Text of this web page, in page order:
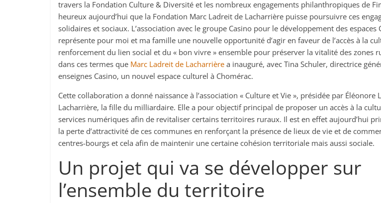
travers la Fondation Culture & Diversité et les nombreux engagements philanthropiques de
heureux aujourd’hui que la Fondation Marc Ladreit de Lacharrière puisse poursuivre ces
solidaires et sociaux. L’association avec le groupe Casino pour le développement des espaces
représente pour moi et ma famille une nouvelle opportunité d’agir en faveur de l’accès à la
renforcement du lien social et du « bon vivre » ensemble pour préserver la vitalité des zones
dans ces termes que Marc Ladreit de Lacharrière a inauguré, avec Tina Schuler, directrice
enseignes Casino, un nouvel espace culturel à Chomérac.
Cette collaboration a donné naissance à l’association « Culture et Vie », présidée par Éléonore
Lacharrière, la fille du milliardaire. Elle a pour objectif principal de proposer un accès à la
services numériques afin de revitaliser certains territoires ruraux. Il est en effet aujourd’hui
la perte d’attractivité de ces communes en renforçant la présence de lieux de vie et de
centres-bourgs et cela afin de maintenir une certaine cohésion territoriale mais aussi sociale.
Un projet qui va se développer sur
l’ensemble du territoire